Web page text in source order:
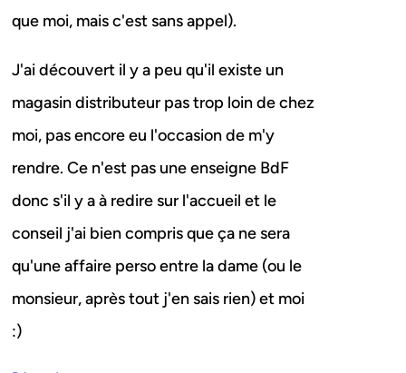
que moi, mais c'est sans appel).
J'ai découvert il y a peu qu'il existe un
magasin distributeur pas trop loin de chez
moi, pas encore eu l'occasion de m'y
rendre. Ce n'est pas une enseigne BdF
donc s'il y a à redire sur l'accueil et le
conseil j'ai bien compris que ça ne sera
qu'une affaire perso entre la dame (ou le
monsieur, après tout j'en sais rien) et moi
:)